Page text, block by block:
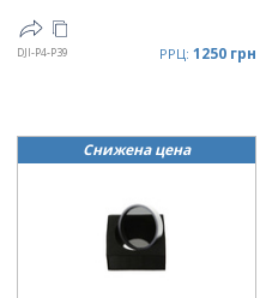
DJI-P4-P39 РРЦ: 1250 грн
Снижена цена